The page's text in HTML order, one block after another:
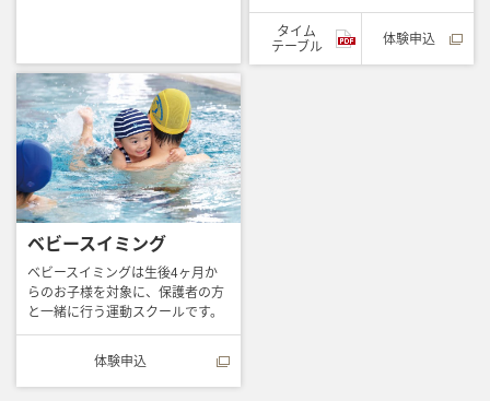
タイム
テーブル
体験申込
ベビースイミング
ベビースイミングは生後4ヶ月か
らのお子様を対象に、保護者の方
と一緒に行う運動スクールです。
体験申込